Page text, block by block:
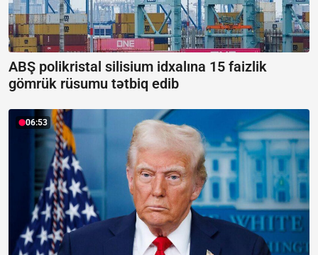
ABŞ polikristal silisium idxalına 15 faizlik
gömrük rüsumu tətbiq edib
06:53